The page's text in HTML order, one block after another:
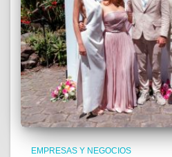
EMPRESAS Y NEGOCIOS